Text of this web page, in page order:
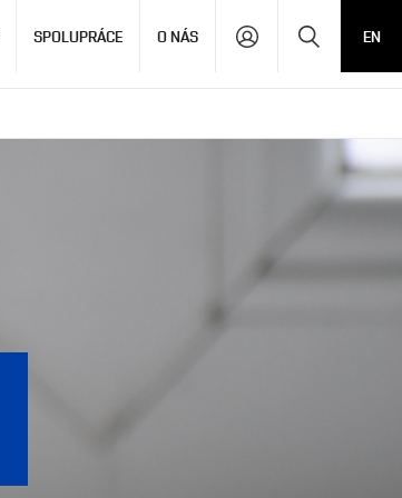
SPOLUPRÁCE O NÁS EN